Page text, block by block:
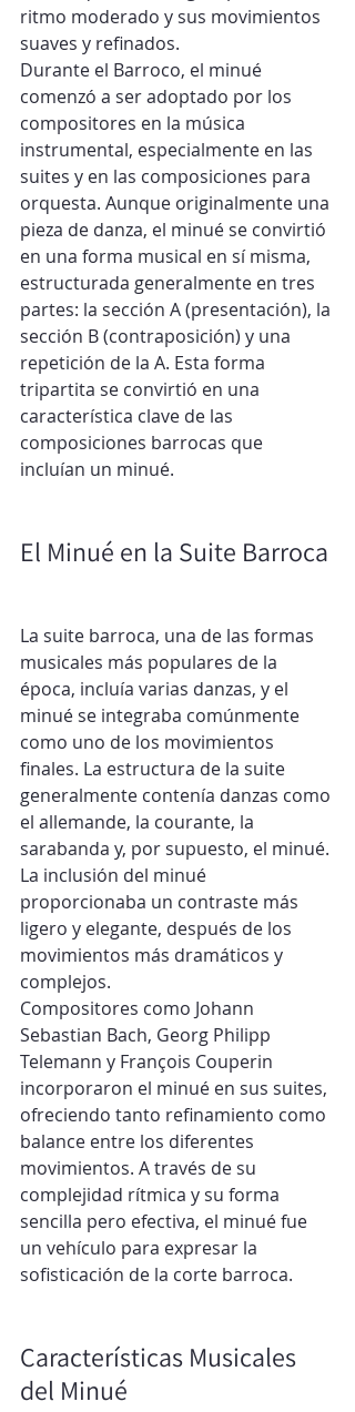
ritmo moderado y sus movimientos
suaves y refinados.
Durante el Barroco, el minué
comenzó a ser adoptado por los
compositores en la música
instrumental, especialmente en las
suites y en las composiciones para
orquesta. Aunque originalmente una
pieza de danza, el minué se convirtió
en una forma musical en sí misma,
estructurada generalmente en tres
partes: la sección A (presentación), la
sección B (contraposición) y una
repetición de la A. Esta forma
tripartita se convirtió en una
característica clave de las
composiciones barrocas que
incluían un minué.
El Minué en la Suite Barroca
La suite barroca, una de las formas
musicales más populares de la
época, incluía varias danzas, y el
minué se integraba comúnmente
como uno de los movimientos
finales. La estructura de la suite
generalmente contenía danzas como
el allemande, la courante, la
sarabanda y, por supuesto, el minué.
La inclusión del minué
proporcionaba un contraste más
ligero y elegante, después de los
movimientos más dramáticos y
complejos.
Compositores como Johann
Sebastian Bach, Georg Philipp
Telemann y François Couperin
incorporaron el minué en sus suites,
ofreciendo tanto refinamiento como
balance entre los diferentes
movimientos. A través de su
complejidad rítmica y su forma
sencilla pero efectiva, el minué fue
un vehículo para expresar la
sofisticación de la corte barroca.
Características Musicales
del Minué